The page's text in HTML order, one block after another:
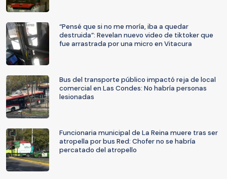
“Pensé que si no me moría, iba a quedar
destruida”: Revelan nuevo video de tiktoker que
fue arrastrada por una micro en Vitacura
Bus del transporte público impactó reja de local
comercial en Las Condes: No habría personas
lesionadas
Funcionaria municipal de La Reina muere tras ser
atropella por bus Red: Chofer no se habría
percatado del atropello